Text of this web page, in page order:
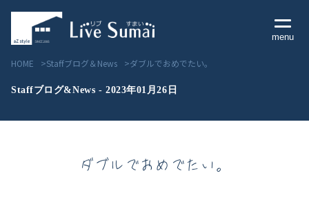
menu
Livesumai 住宅標準性能
HOME Staffブログ＆News ダブルでおめでたい。
Staffブログ&News - 2023年01月26日
ダブルでおめでたい。